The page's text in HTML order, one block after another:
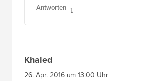
Antworten
Khaled
26. Apr. 2016 um 13:00 Uhr